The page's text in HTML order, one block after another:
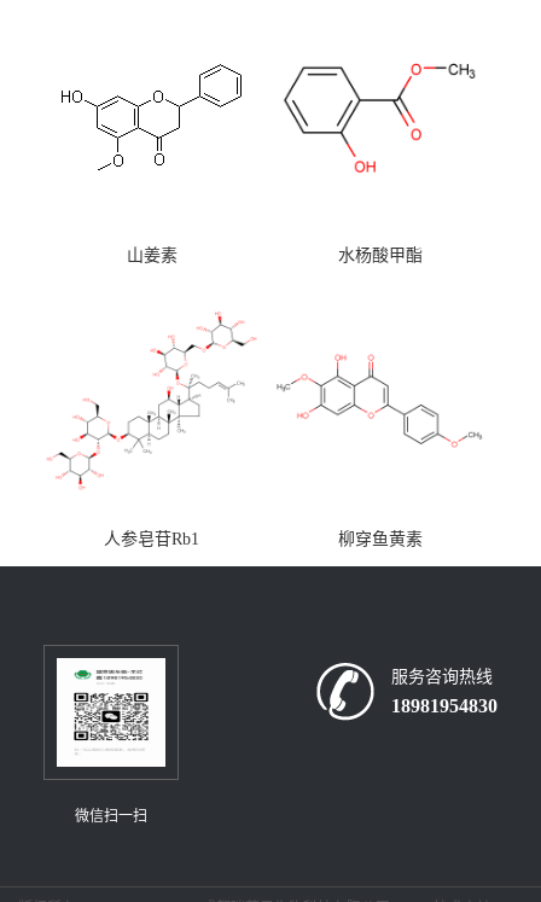
山姜素 水杨酸甲酯
人参皂苷Rb1 柳穿鱼黄素
微信扫一扫
服务咨询热线
18981954830